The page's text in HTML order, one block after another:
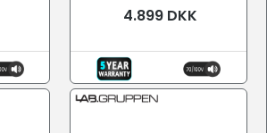
4.899 DKK